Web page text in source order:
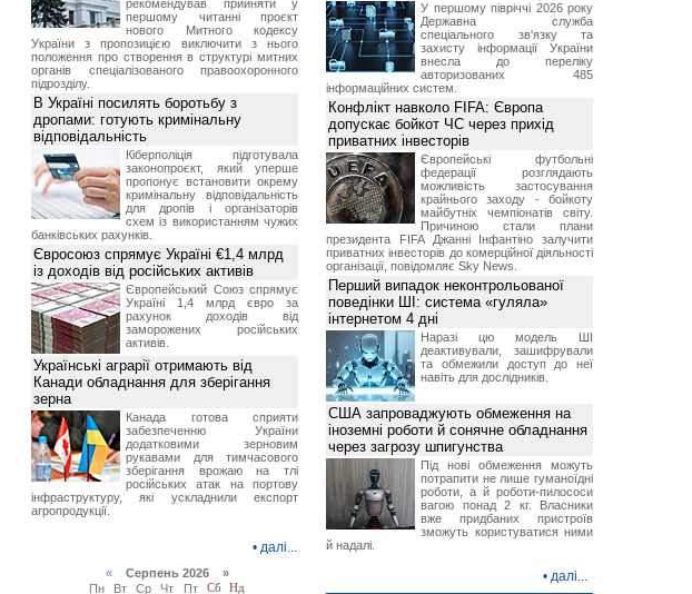
рекомендував прийняти у
першому читанні проєкт
нового Митного кодексу
України з пропозицією виключити з нього
положення про створення в структурі митних
органів спеціалізованого правоохоронного
підрозділу.
В Україні посилять боротьбу з
дропами: готують кримінальну
відповідальність
Кіберполіція підготувала
законопроєкт, який уперше
пропонує встановити окрему
кримінальну відповідальність
для дропів і організаторів
схем із використанням чужих
банківських рахунків.
Євросоюз спрямує Україні €1,4 млрд
із доходів від російських активів
Європейський Союз спрямує
Україні 1,4 млрд євро за
рахунок доходів від
заморожених російських
активів.
Українські аграрії отримають від
Канади обладнання для зберігання
зерна
Канада готова сприяти
забезпеченню України
додатковими зерновим
рукавами для тимчасового
зберігання врожаю на тлі
російських атак на портову
інфраструктуру, які ускладнили експорт
агропродукції.
• далі...
«Серпень 2026 »
Пн
Вт Ср Чт Пт Сб Нд
У першому півріччі 2026 року
Державна служба
спеціального зв'язку та
захисту інформації України
внесла до переліку
авторизованих 485
інформаційних систем.
Конфлікт навколо FIFA: Європа
допускає бойкот ЧС через прихід
приватних інвесторів
Європейські футбольні
федерації розглядають
можливість застосування
крайнього заходу - бойкоту
майбутніх чемпіонатів світу.
Причиною стали плани
президента FIFA Джанні Інфантіно залучити
приватних інвесторів до комерційної діяльності
організації, повідомляє Sky News.
Перший випадок неконтрольованої
поведінки ШІ: система «гуляла»
інтернетом 4 дні
Наразі цю модель ШІ
деактивували, зашифрували
та обмежили доступ до неї
навіть для дослідників.
США запроваджують обмеження на
іноземні роботи й сонячне обладнання
через загрозу шпигунства
Під нові обмеження можуть
потрапити не лише гуманоїдні
роботи, а й роботи-пилососи
вагою понад 2 кг. Власники
вже придбаних пристроїв
зможуть користуватися ними
й надалі.
• далі...